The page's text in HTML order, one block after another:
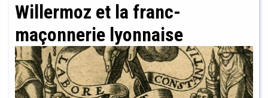
Willermoz et la franc-
maçonnerie lyonnaise